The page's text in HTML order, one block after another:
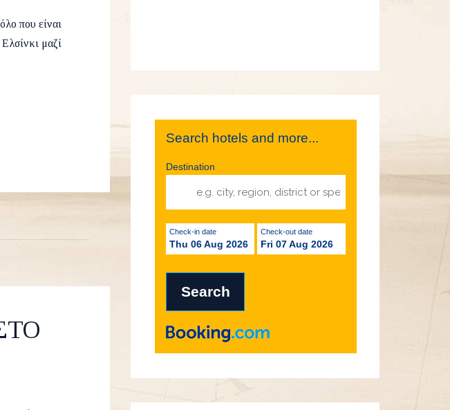
που είναι
μαζί
Search hotels and more...
Destination
Check-in date
Thu 06 Aug 2026
Check-out date
Fri 07 Aug 2026